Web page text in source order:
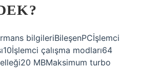
bilgileriBileşenPCİşlemci
çalışma modları64
MBMaksimum turbo